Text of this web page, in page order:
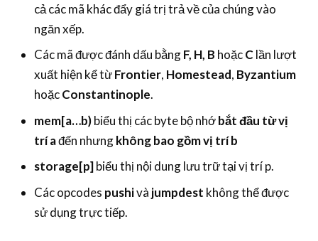
cả các mã khác đẩy giá trị trả về của chúng vào
ngăn xếp.
Các mã được đánh dấu bằngF, H, B hoặcC lần lượt
xuất hiện kể từFrontier, Homestead, Byzantium
hoặcConstantinople.
mem[a…b)biểu thị các byte bộ nhớbắt đầu từ vị
trí ađến nhưngkhông bao gồm vị trí b
storage[p]biểu thị nội dung lưu trữ tại vị trí p.
Các opcodes pushivà jumpdest không thể được
sử dụng trực tiếp.